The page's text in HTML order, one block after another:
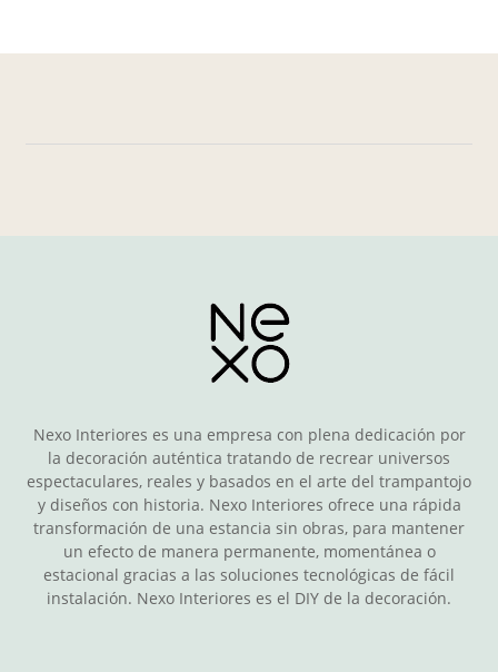
Nexo Interiores es una empresa con plena dedicación por
la decoración auténtica tratando de recrear universos
espectaculares, reales y basados en el arte del trampantojo
y diseños con historia. Nexo Interiores ofrece una rápida
transformación de una estancia sin obras, para mantener
un efecto de manera permanente, momentánea o
estacional gracias a las soluciones tecnológicas de fácil
instalación. Nexo Interiores es el DIY de la decoración.